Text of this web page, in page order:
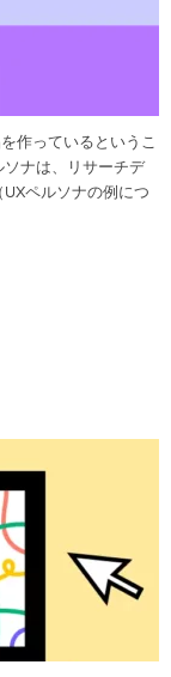
作っているというこ
ナは、リサーチデ
ペルソナの例につ